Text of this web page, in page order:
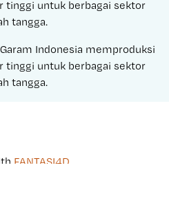
tinggi untuk berbagai sektor
tangga.
Indonesia memproduksi
tinggi untuk berbagai sektor
tangga.
FANTASI4D